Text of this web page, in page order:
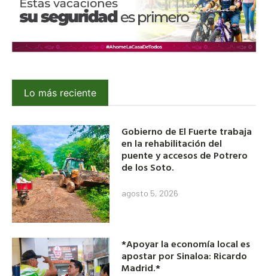
Lo más reciente
Gobierno de El Fuerte trabaja
en la rehabilitación del
puente y accesos de Potrero
de los Soto.
agosto 5, 2026
*Apoyar la economía local es
apostar por Sinaloa: Ricardo
Madrid.*